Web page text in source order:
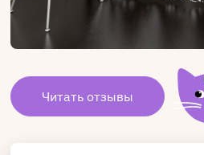
Читать отзывы